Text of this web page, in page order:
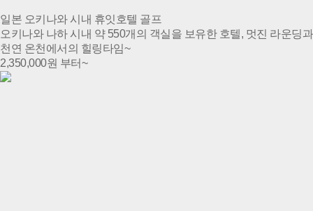
일본 오키나와 시내 휴잇호텔 골프
오키나와 나하 시내 약 550개의 객실을 보유한 호텔, 멋진 라운딩과
천연 온천에서의 힐링타임~
2,350,000원 부터~